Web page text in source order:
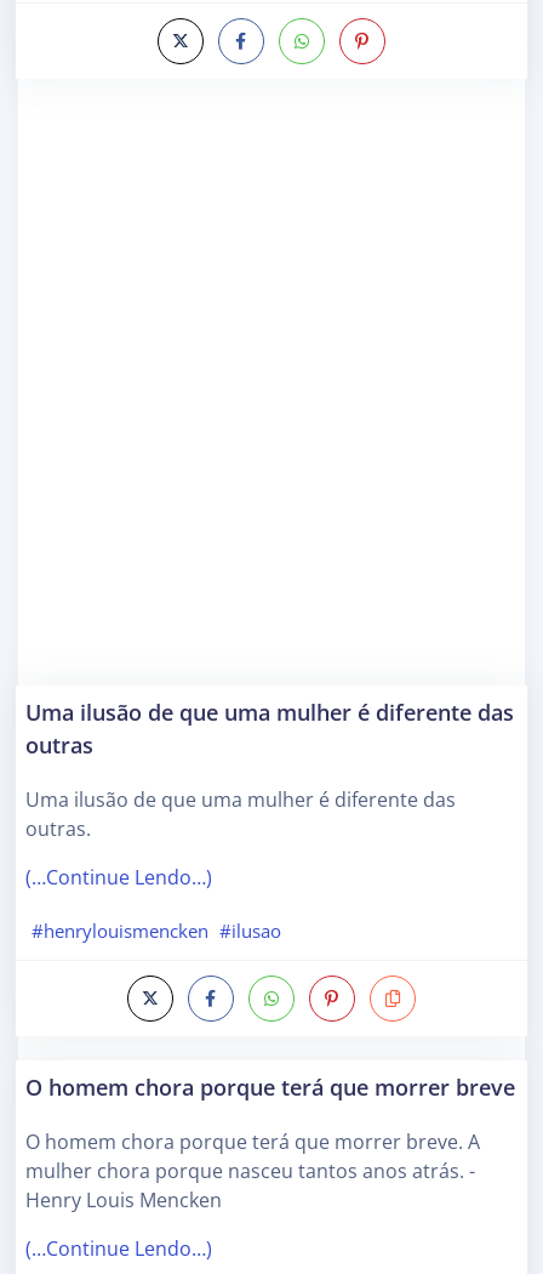
Uma ilusão de que uma mulher é diferente das
outras
Uma ilusão de que uma mulher é diferente das
outras.
(…Continue Lendo…)
#henrylouismencken #ilusao
O homem chora porque terá que morrer breve
O homem chora porque terá que morrer breve. A
mulher chora porque nasceu tantos anos atrás. -
Henry Louis Mencken
(…Continue Lendo…)